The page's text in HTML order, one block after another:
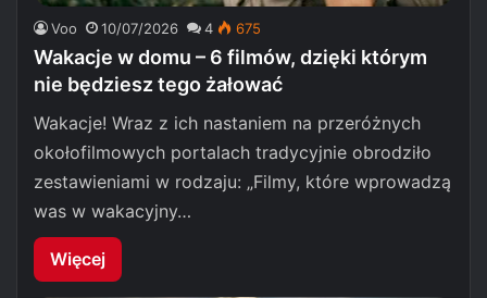
Voo 10/07/2026 4 675
Wakacje w domu – 6 filmów, dzięki którym
nie będziesz tego żałować
Wakacje! Wraz z ich nastaniem na przeróżnych
okołofilmowych portalach tradycyjnie obrodziło
zestawieniami w rodzaju: „Filmy, które wprowadzą
was w wakacyjny…
Więcej